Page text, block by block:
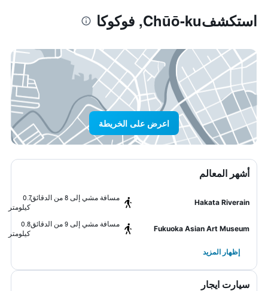
استكشفChūō-ku, فوكوكا
اعرض على الخريطة
أشهر المعالم
Hakata Riverain
مسافة مشي إلى 8 من الدقائق
0.7
كيلومتر
Fukuoka Asian Art Museum
مسافة مشي إلى 9 من الدقائق
0.8
كيلومتر
إظهار المزيد
سيارت ايجار